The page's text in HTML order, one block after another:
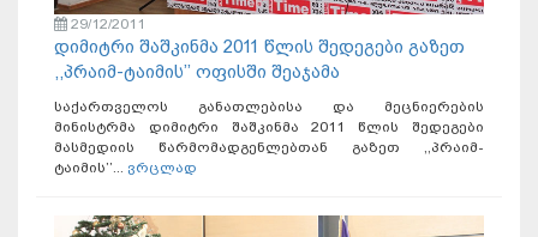
29/12/2011
დიმიტრი შაშკინმა 2011 წლის შედეგები გაზეთ
,,პრაიმ-ტაიმის’’ ოფისში შეაჯამა
საქართველოს განათლებისა და მეცნიერების
მინისტრმა დიმიტრი შაშკინმა 2011 წლის შედეგები
მასმედიის წარმომადგენლებთან გაზეთ ,,პრაიმ-
ტაიმის’’... ვრცლად